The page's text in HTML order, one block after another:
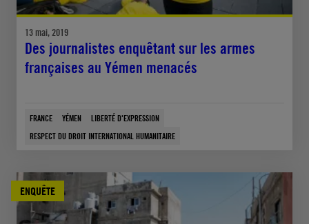
13 mai, 2019
Des journalistes enquêtant sur les armes
françaises au Yémen menacés
FRANCE YÉMEN
LIBERTÉ D'EXPRESSION
RESPECT DU DROIT INTERNATIONAL HUMANITAIRE
ENQUÊTE